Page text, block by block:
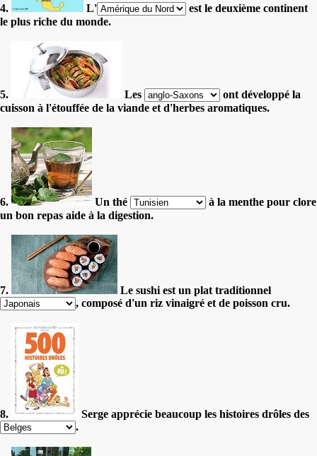
4. L'
est le deuxième continent
le plus riche du monde.
5. Les
ont développé la
cuisson à l'étouffée de la viande et d'herbes aromatiques.
6. Un thé
à la menthe pour clore
un bon repas aide à la digestion.
7.
Le sushi est un plat traditionnel
, composé d'un riz vinaigré et de poisson cru.
8.
Serge apprécie beaucoup les histoires drôles des
.